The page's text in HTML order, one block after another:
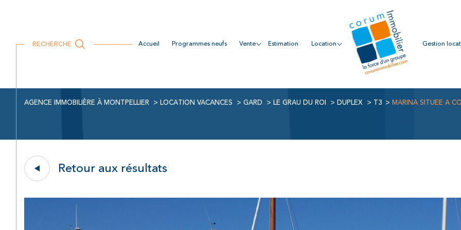
accueil programmes neufs vente estimation location gestion
RECHERCHE
AGENCE IMMOBILIÈRE À MONTPELLIER LOCATION VACANCES GARD LE GRAU DU ROI DUPLEX T3 MARINA SITUEE A
Retour aux résultats